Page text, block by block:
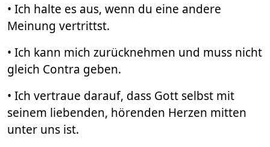
• Ich halte es aus, wenn du eine andere
Meinung vertrittst.
• Ich kann mich zurücknehmen und muss nicht
gleich Contra geben.
• Ich vertraue darauf, dass Gott selbst mit
seinem liebenden, hörenden Herzen mitten
unter uns ist.